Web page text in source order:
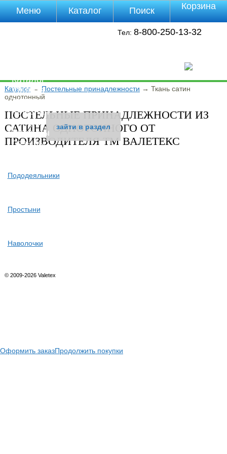
Тел: 8-800-250-13-32
Каталог→ Постельные принадлежности → Ткань сатин
однотонный
ПОСТЕЛЬНЫЕ ПРИНАДЛЕЖНОСТИ ИЗ
САТИНА ОДНОТОННОГО ОТ
ПРОИЗВОДИТЕЛЯ ТМ ВАЛЕТЕКС
Пододеяльники
зайти в раздел
Простыни
зайти в раздел
Наволочки
зайти в раздел
© 2009-2026 Valetex
Меню
Каталог
Оплата
Доставка
Полезная
инфа
Магазины
Отзывы
Каталог Поиск Корзина
Оформить заказПродолжить покупки